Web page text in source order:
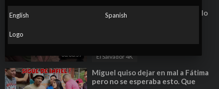
00:00:59
⁣Así vive este abuelito pero Dios lo
bendijo #shorts #reels
El Salvador 4K
⁣Miguel quiso dejar en mal a Fátima
pero no se esperaba esto. Que
English Spanish
Logo